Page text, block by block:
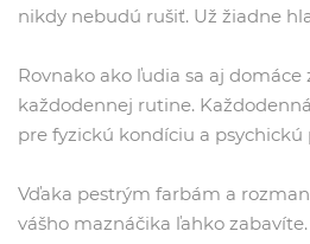
nikdy nebudú rušiť. Už žiadne
Rovnako ako ľudia sa aj
každodennej rutine.
pre fyzickú kondíciu a psychickú
Vďaka pestrým farbám a
vášho maznáčika ľahko zabavíte.